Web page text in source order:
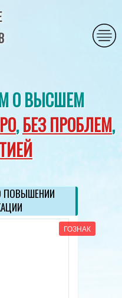
О ВЫСШЕМ
,БЕЗ ПРОБЛЕМ,
ПОВЫШЕНИИ
ГОЗНАК